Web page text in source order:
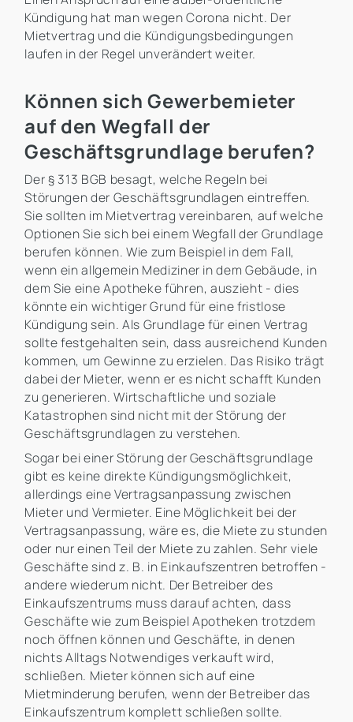
Kündigung hat man wegen Corona nicht. Der
Mietvertrag und die Kündigungsbedingungen
laufen in der Regel unverändert weiter. ​
Können sich Gewerbemieter
auf den Wegfall der
Geschäftsgrundlage berufen?
Der § 313 BGB besagt, welche Regeln bei
Störungen der Geschäftsgrundlagen eintreffen.
Sie sollten im Mietvertrag vereinbaren, auf welche
Optionen Sie sich bei einem Wegfall der Grundlage
berufen können. Wie zum Beispiel in dem Fall,
wenn ein allgemein Mediziner in dem Gebäude, in
dem Sie eine Apotheke führen, auszieht - dies
könnte ein wichtiger Grund für eine fristlose
Kündigung sein. Als Grundlage für einen Vertrag
sollte festgehalten sein, dass ausreichend Kunden
kommen, um Gewinne zu erzielen. Das Risiko trägt
dabei der Mieter, wenn er es nicht schafft Kunden
zu generieren. Wirtschaftliche und soziale
Katastrophen sind nicht mit der Störung der
Geschäftsgrundlagen zu verstehen.
Sogar bei einer Störung der Geschäftsgrundlage
gibt es keine direkte Kündigungsmöglichkeit,
allerdings eine Vertragsanpassung zwischen
Mieter und Vermieter. Eine Möglichkeit bei der
Vertragsanpassung, wäre es, die Miete zu stunden
oder nur einen Teil der Miete zu zahlen. Sehr viele
Geschäfte sind z. B. in Einkaufszentren betroffen -
andere wiederum nicht. Der Betreiber des
Einkaufszentrums muss darauf achten, dass
Geschäfte wie zum Beispiel Apotheken trotzdem
noch öffnen können und Geschäfte, in denen
nichts Alltags Notwendiges verkauft wird,
schließen. Mieter können sich auf eine
Mietminderung berufen, wenn der Betreiber das
Einkaufszentrum komplett schließen sollte.